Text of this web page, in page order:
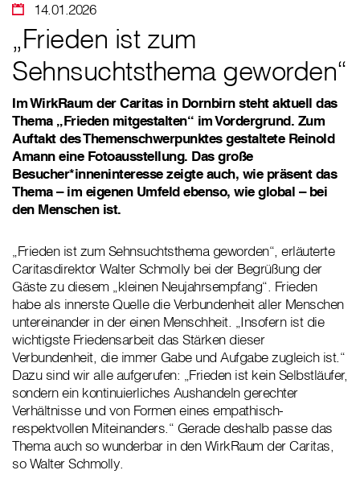
14.01.2026
„Frieden ist zum
Sehnsuchtsthema geworden“
Im WirkRaum der Caritas in Dornbirn steht aktuell das
Thema „Frieden mitgestalten“ im Vordergrund. Zum
Auftakt des Themenschwerpunktes gestaltete Reinold
Amann eine Fotoausstellung. Das große
Besucher*inneninteresse zeigte auch, wie präsent das
Thema – im eigenen Umfeld ebenso, wie global – bei
den Menschen ist.
„Frieden ist zum Sehnsuchtsthema geworden“, erläuterte
Caritasdirektor Walter Schmolly bei der Begrüßung der
Gäste zu diesem „kleinen Neujahrsempfang“. Frieden
habe als innerste Quelle die Verbundenheit aller Menschen
untereinander in der einen Menschheit. „Insofern ist die
wichtigste Friedensarbeit das Stärken dieser
Verbundenheit, die immer Gabe und Aufgabe zugleich ist.“
Dazu sind wir alle aufgerufen: „Frieden ist kein Selbstläufer,
sondern ein kontinuierliches Aushandeln gerechter
Verhältnisse und von Formen eines empathisch-
respektvollen Miteinanders.“ Gerade deshalb passe das
Thema auch so wunderbar in den WirkRaum der Caritas,
so Walter Schmolly.